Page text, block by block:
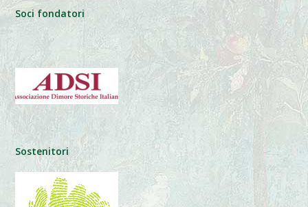
Soci fondatori
Sostenitori